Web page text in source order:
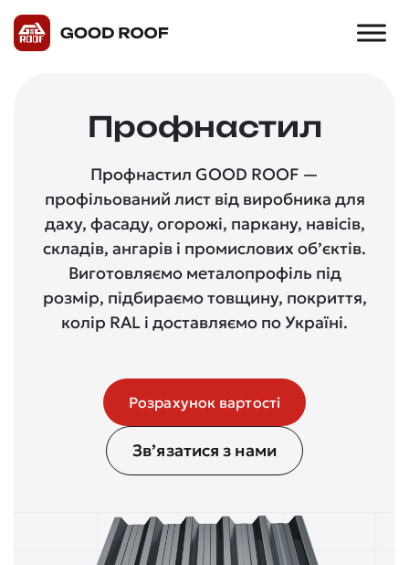
Профнастил
Профнастил GOOD ROOF —
профільований лист від виробника для
даху, фасаду, огорожі, паркану, навісів,
складів, ангарів і промислових об’єктів.
Виготовляємо металопрофіль під
розмір, підбираємо товщину, покриття,
колір RAL і доставляємо по Україні.
Розрахунок вартості
Зв’язатися з нами